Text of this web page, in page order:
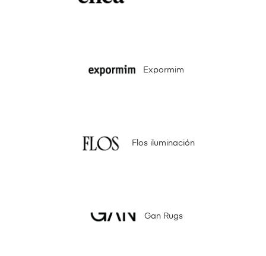
Expormim
Flos iluminación
Gan Rugs